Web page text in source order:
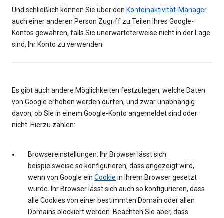
Und schließlich können Sie über den Kontoinaktivität-Manager
auch einer anderen Person Zugriff zu Teilen Ihres Google-
Kontos gewähren, falls Sie unerwarteterweise nicht in der Lage
sind, Ihr Konto zu verwenden.
Es gibt auch andere Möglichkeiten festzulegen, welche Daten
von Google erhoben werden dürfen, und zwar unabhängig
davon, ob Sie in einem Google-Konto angemeldet sind oder
nicht. Hierzu zählen:
Browsereinstellungen: Ihr Browser lässt sich
beispielsweise so konfigurieren, dass angezeigt wird,
wenn von Google ein Cookie in Ihrem Browser gesetzt
wurde. Ihr Browser lässt sich auch so konfigurieren, dass
alle Cookies von einer bestimmten Domain oder allen
Domains blockiert werden. Beachten Sie aber, dass